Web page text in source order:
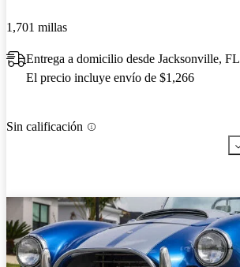
1,701 millas
Entrega a domicilio desde Jacksonville, FL
El precio incluye envío de $1,266
Sin calificación